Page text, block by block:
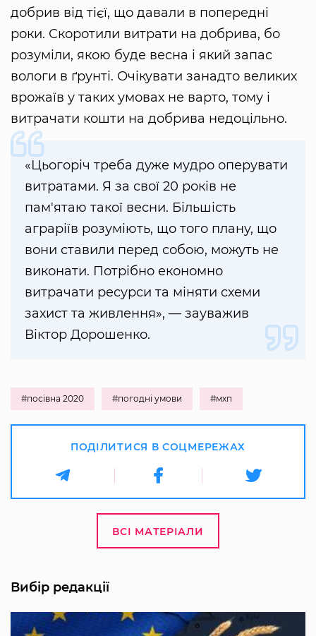
добрив від тієї, що давали в попередні
роки. Скоротили витрати на добрива, бо
розуміли, якою буде весна і який запас
вологи в ґрунті. Очікувати занадто великих
врожаїв у таких умовах не варто, тому і
витрачати кошти на добрива недоцільно.
«Цьогоріч треба дуже мудро оперувати
витратами. Я за свої 20 років не
пам'ятаю такої весни. Більшість
аграріїв розуміють, що того плану, що
вони ставили перед собою, можуть не
виконати. Потрібно економно
витрачати ресурси та міняти схеми
захист та живлення», — зауважив
Віктор Дорошенко.
#посівна 2020 #погодні умови #мхп
ПОДІЛИТИСЯ В СОЦМЕРЕЖАХ
ВСІ МАТЕРІАЛИ
Вибір редакції